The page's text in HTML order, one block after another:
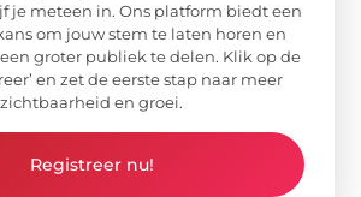
je meteen in. Ons platform biedt een
om jouw stem te laten horen en
groter publiek te delen. Klik op de
en zet de eerste stap naar meer
zichtbaarheid en groei.
Registreer nu!